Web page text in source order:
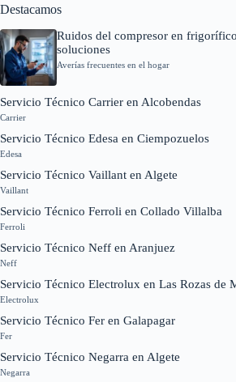
Destacamos
Ruidos del compresor en
soluciones
Averías frecuentes en el hogar
Servicio Técnico Carrier en Alcobendas
Carrier
Servicio Técnico Edesa en Ciempozuelos
Edesa
Servicio Técnico Vaillant en Algete
Vaillant
Servicio Técnico Ferroli en Collado Villalba
Ferroli
Servicio Técnico Neff en Aranjuez
Neff
Servicio Técnico Electrolux en Las Rozas de
Electrolux
Servicio Técnico Fer en Galapagar
Fer
Servicio Técnico Negarra en Algete
Negarra